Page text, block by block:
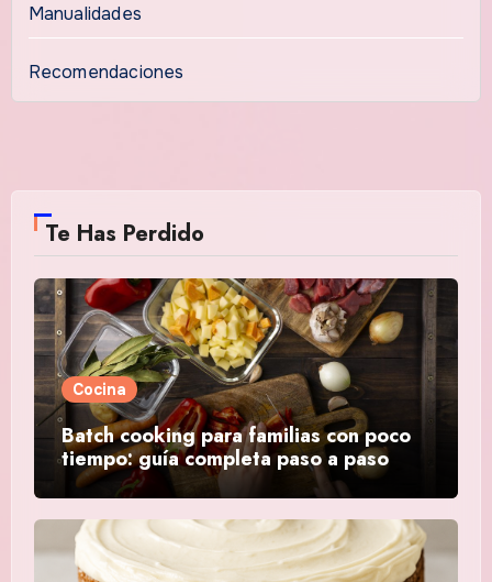
Manualidades
Recomendaciones
Te Has Perdido
Cocina
Batch cooking para familias con poco
tiempo: guía completa paso a paso